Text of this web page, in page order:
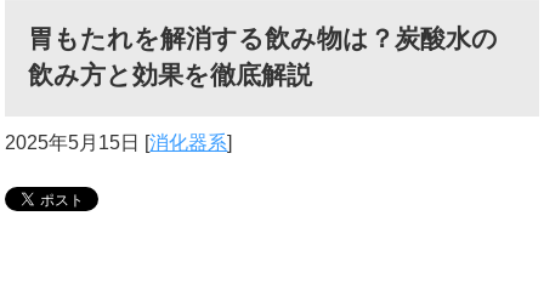
胃もたれを解消する飲み物は？炭酸水の
飲み方と効果を徹底解説
2025年5月15日 [消化器系]